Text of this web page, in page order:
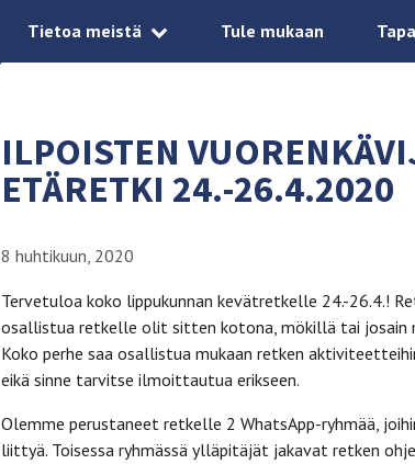
Tietoa meistä Tule mukaan
ILPOISTEN
ETÄRETKI 24.-26.4.2020
8 huhtikuun, 2020
Tervetuloa koko lippukunnan kevätretkelle 24.-26.4.!
osallistua retkelle olit sitten kotona, mökillä tai josain
Koko perhe saa osallistua mukaan retken
eikä sinne tarvitse ilmoittautua erikseen.
Olemme perustaneet retkelle 2 WhatsApp-ryhmää,
liittyä. Toisessa ryhmässä ylläpitäjät jakavat retken